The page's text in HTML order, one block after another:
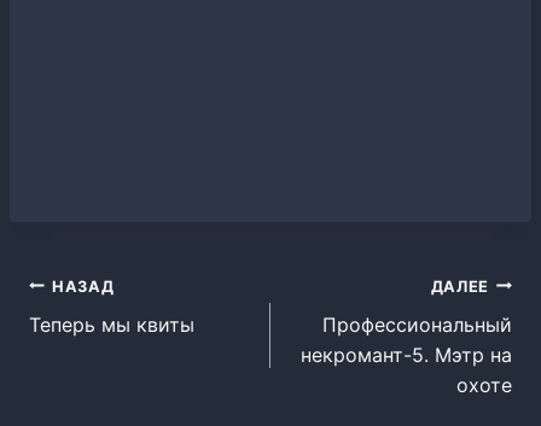
Навигация
по
НАЗАД
Теперь мы квиты
ДАЛЕЕ
Профессиональный
некромант-5. Мэтр на
охоте